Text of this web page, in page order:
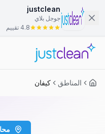
justclean
جوجل بلاي
4.8 تقييم
المناطق كيفان